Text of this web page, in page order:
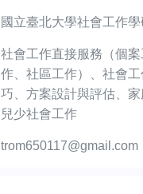
國立臺北大學社會工作
社會工作直接服務（個
作、社區工作）、社會
巧、方案設計與評估、家
兒少社會工作
trom650117@gmail.com